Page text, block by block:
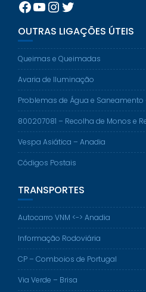
Facebook
YouTube
Instagram
Twitter
OUTRAS LIGAÇÕES ÚTEIS
Queimas e Queimadas
Avaria de Iluminação
Problemas de Água e Saneamento
800207081 – Recolha de Monos e
Vespa Asiática – Anadia
Códigos Postais
TRANSPORTES
Autocarro VNM <-> Anadia
Informação Rodoviária
CP – Comboios de Portugal
Via Verde – Brisa